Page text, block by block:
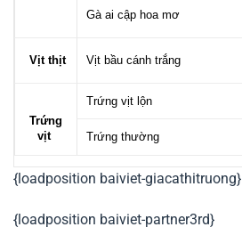
Gà ai cập hoa mơ
Vịt thịt Vịt bầu cánh trắng
Trứng
vịt
Trứng vịt lộn
Trứng thường
{loadposition baiviet-giacathitruong}
{loadposition baiviet-partner3rd}